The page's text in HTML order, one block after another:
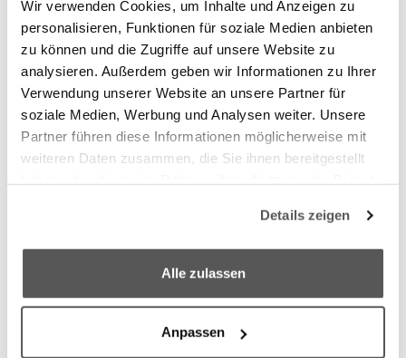
Wir verwenden Cookies, um Inhalte und Anzeigen zu
personalisieren, Funktionen für soziale Medien anbieten
zu können und die Zugriffe auf unsere Website zu
analysieren. Außerdem geben wir Informationen zu Ihrer
Verwendung unserer Website an unsere Partner für
soziale Medien, Werbung und Analysen weiter. Unsere
Partner führen diese Informationen möglicherweise mit
weiteren Daten zusammen, die Sie ihnen bereitgestellt
We work with6 third partieswho may receive and
process your information.
Details zeigen
Alle zulassen
Anpassen
Jetzt online bewerben